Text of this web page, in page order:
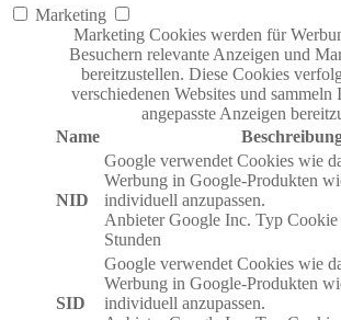
Marketing
Marketing Cookies werden für
Besuchern relevante Anzeigen und
bereitzustellen. Diese Cookies
verschiedenen Websites und
angepasste Anzeigen
Name
NID
Google verwendet Cookies wie
Werbung in Google-Produkten
individuell anzupassen.
Anbieter Google Inc. Typ Cookie
Stunden
SID
Google verwendet Cookies wie
Werbung in Google-Produkten
individuell anzupassen.